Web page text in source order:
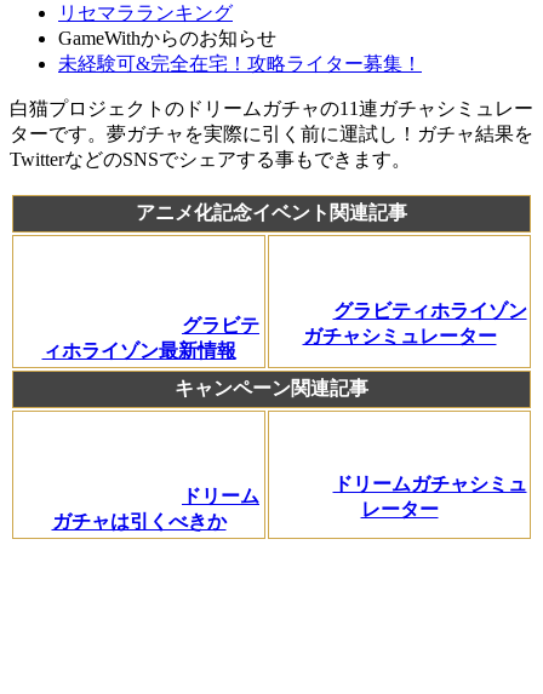
リセマラランキング
GameWithからのお知らせ
未経験可&完全在宅！攻略ライター募集！
白猫プロジェクトのドリームガチャの11連ガチャシミュレー
ターです。夢ガチャを実際に引く前に運試し！ガチャ結果を
TwitterなどのSNSでシェアする事もできます。
アニメ化記念イベント関連記事
グラビテ
ィホライゾン最新情報
グラビティホライゾン
ガチャシミュレーター
キャンペーン関連記事
ドリーム
ガチャは引くべきか
ドリームガチャシミュ
レーター